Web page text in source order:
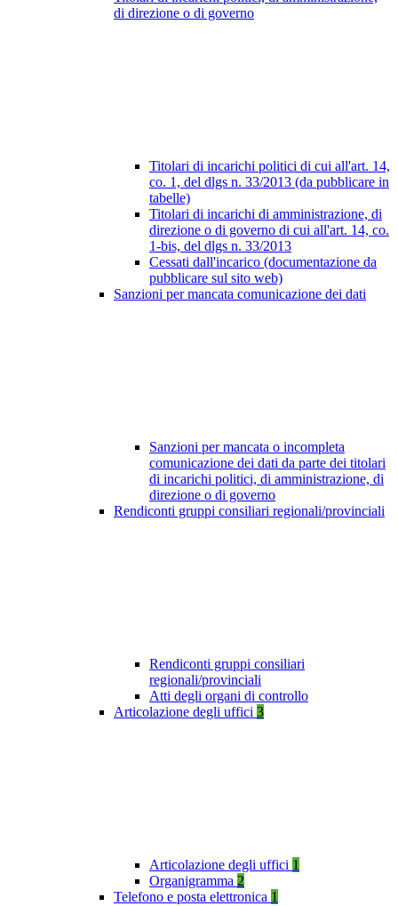
di direzione o di governo
Titolari di incarichi politici di cui all'art. 14,
co. 1, del dlgs n. 33/2013 (da pubblicare in
tabelle)
Titolari di incarichi di amministrazione, di
direzione o di governo di cui all'art. 14, co.
1-bis, del dlgs n. 33/2013
Cessati dall'incarico (documentazione da
pubblicare sul sito web)
Sanzioni per mancata comunicazione dei dati
Sanzioni per mancata o incompleta
comunicazione dei dati da parte dei titolari
di incarichi politici, di amministrazione, di
direzione o di governo
Rendiconti gruppi consiliari regionali/provinciali
Rendiconti gruppi consiliari
regionali/provinciali
Atti degli organi di controllo
Articolazione degli uffici 3
Articolazione degli uffici 1
Organigramma 2
Telefono e posta elettronica 1